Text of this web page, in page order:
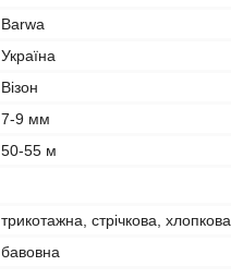
Barwa
Україна
Візон
7-9 мм
50-55 м
трикотажна, стрічкова, хлопкова
бавовна